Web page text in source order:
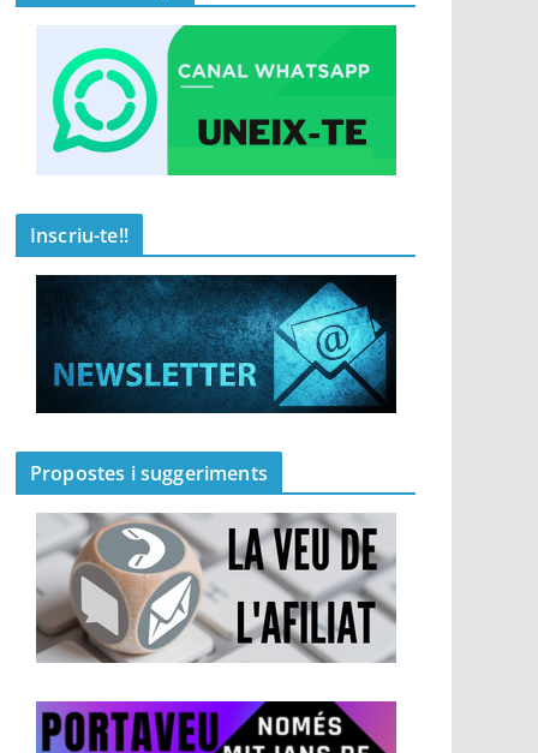
Inscriu-te!!
Propostes i suggeriments